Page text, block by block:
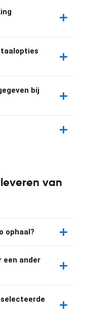
bij
van
ophaal?
een ander